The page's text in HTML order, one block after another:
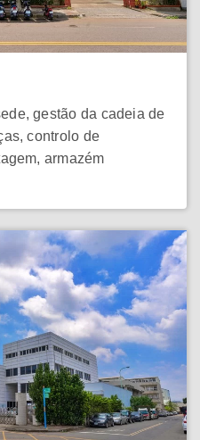
gestão da cadeia de
controlo de
armazém